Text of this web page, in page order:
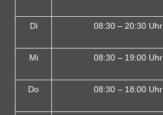
Di 08:30 – 20:30 Uhr
Mi 08:30 – 19:00 Uhr
Do 08:30 – 18:00 Uhr